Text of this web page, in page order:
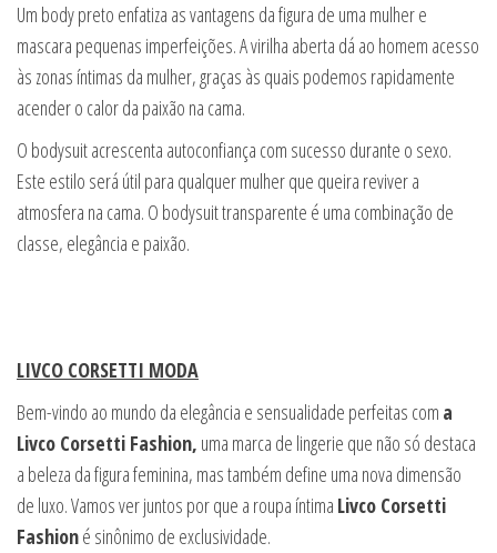
Um body preto enfatiza as vantagens da figura de uma mulher e
mascara pequenas imperfeições. A virilha aberta dá ao homem acesso
às zonas íntimas da mulher, graças às quais podemos rapidamente
acender o calor da paixão na cama.
O bodysuit acrescenta autoconfiança com sucesso durante o sexo.
Este estilo será útil para qualquer mulher que queira reviver a
atmosfera na cama. O bodysuit transparente é uma combinação de
classe, elegância e paixão.
LIVCO CORSETTI MODA
Bem-vindo ao mundo da elegância e sensualidade perfeitas com a
Livco Corsetti Fashion, uma marca de lingerie que não só destaca
a beleza da figura feminina, mas também define uma nova dimensão
de luxo. Vamos ver juntos por que a roupa íntima Livco Corsetti
Fashioné sinônimo de exclusividade.